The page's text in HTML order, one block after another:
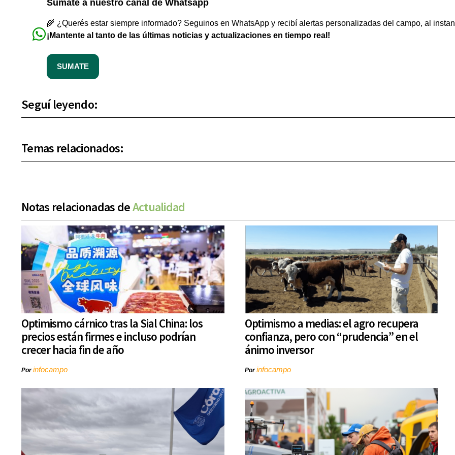
Sumate a nuestro canal de Whatsapp
🌾 ¿Querés estar siempre informado? Seguinos en WhatsApp y recibí alertas personalizadas del campo, al
¡Mantente al tanto de las últimas noticias y actualizaciones en tiempo real!
SUMATE
Seguí leyendo:
Temas relacionados:
Notas relacionadas deActualidad
Optimismo cárnico tras la Sial China: los
precios están firmes e incluso podrían
crecer hacia fin de año
Porinfocampo
Optimismo a medias: el agro recupera
confianza, pero con “prudencia” en el
ánimo inversor
Porinfocampo